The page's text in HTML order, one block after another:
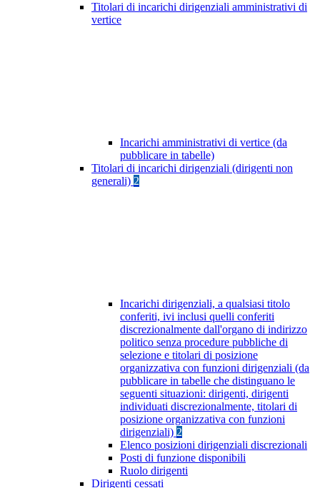
Titolari di incarichi dirigenziali amministrativi di
vertice
Incarichi amministrativi di vertice (da
pubblicare in tabelle)
Titolari di incarichi dirigenziali (dirigenti non
generali) 2
Incarichi dirigenziali, a qualsiasi titolo
conferiti, ivi inclusi quelli conferiti
discrezionalmente dall'organo di indirizzo
politico senza procedure pubbliche di
selezione e titolari di posizione
organizzativa con funzioni dirigenziali (da
pubblicare in tabelle che distinguano le
seguenti situazioni: dirigenti, dirigenti
individuati discrezionalmente, titolari di
posizione organizzativa con funzioni
dirigenziali) 2
Elenco posizioni dirigenziali discrezionali
Posti di funzione disponibili
Ruolo dirigenti
Dirigenti cessati